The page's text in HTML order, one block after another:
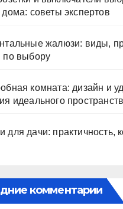
дома: советы экспертов
жалюзи: виды,
по выбору
комната: дизайн и
идеального
для дачи: практичность,
комментарии